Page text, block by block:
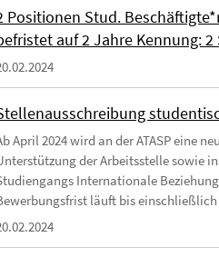
Positionen Stud.
auf 2 Jahre Kennung: 2
April 2024 wird an der ATASP eine
der Arbeitsstelle sowie
Internationale
läuft bis einschließlich